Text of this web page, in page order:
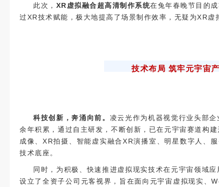
此次， XR虚拟融合超高清制作系统在兔年春晚节目的
过XR技术赋能，极大地提高了场景制作效率，无疑为XR
技术布局 筑牢元宇宙
科技创新，奔涌向前。 凌云光作为机器视觉行业头部
余年积累，通过自主研发，不断创新，已在元宇宙赛道构
成像、XR拍摄、智能虚实融合XR演播室、明星数字人、
技术底座。
同时，为积极、快速推进虚拟现实技术在元宇宙领域
设立了全资子公司元客视界，旨在面向元宇宙虚拟现实、